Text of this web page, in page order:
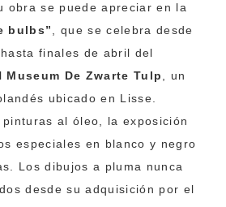
obra se puede apreciar en la
bulbs”
, que se celebra desde
finales de abril del
Museum De Zwarte Tulp
, un
ubicado en Lisse.
al óleo, la exposición
especiales en blanco y negro
Los dibujos a pluma nunca
desde su adquisición por el